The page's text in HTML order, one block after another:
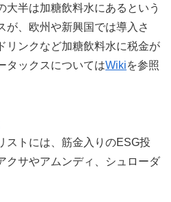
大半は加糖飲料水にあるという
が、欧州や新興国では導入さ
リンクなど加糖飲料水に税金が
タックスについてはWikiを参照
ストには、筋金入りのESG投
クサやアムンディ、シュローダ